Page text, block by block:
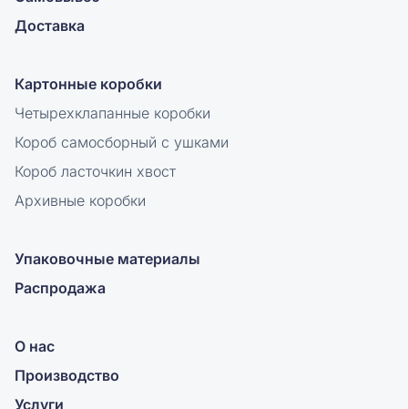
Доставка
Картонные коробки
Четырехклапанные коробки
Короб самосборный с ушками
Короб ласточкин хвост
Архивные коробки
Упаковочные материалы
Распродажа
О нас
Производство
Услуги